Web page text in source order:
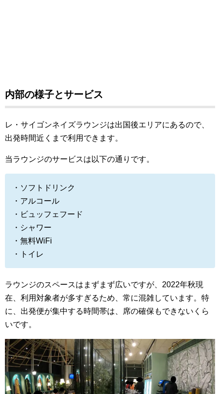
内部の様子とサービス
レ・サイゴンネイズラウンジは出国後エリアにあるので、
出発時間近くまで利用できます。
当ラウンジのサービスは以下の通りです。
・ソフトドリンク
・アルコール
・ビュッフェフード
・シャワー
・無料WiFi
・トイレ
ラウンジのスペースはまずまず広いですが、2022年秋現
在、利用対象者が多すぎるため、常に混雑しています。特
に、出発便が集中する時間帯は、席の確保もできないくら
いです。